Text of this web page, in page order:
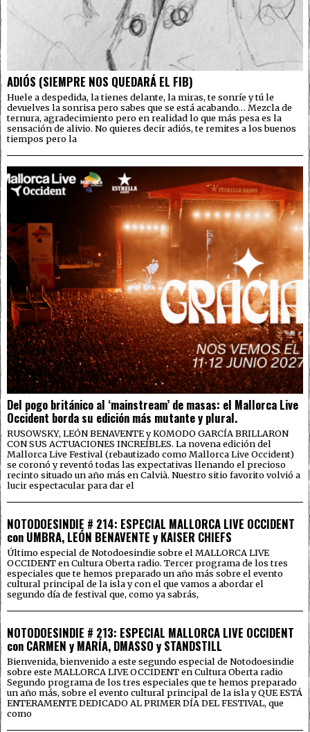
ADIÓS (SIEMPRE NOS QUEDARÁ EL FIB)
Huele a despedida, la tienes delante, la miras, te sonríe y tú le
devuelves la sonrisa pero sabes que se está acabando… Mezcla de
ternura, agradecimiento pero en realidad lo que más pesa es la
sensación de alivio. No quieres decir adiós, te remites a los buenos
tiempos pero la
Del pogo británico al ‘mainstream’ de masas: el Mallorca Live
Occident borda su edición más mutante y plural.
RUSOWSKY, LEÓN BENAVENTE y KOMODO GARCÍA BRILLARON
CON SUS ACTUACIONES INCREÍBLES. La novena edición del
Mallorca Live Festival (rebautizado como Mallorca Live Occident)
se coronó y reventó todas las expectativas llenando el precioso
recinto situado un año más en Calvià. Nuestro sitio favorito volvió a
lucir espectacular para dar el
NOTODOESINDIE # 214: ESPECIAL MALLORCA LIVE OCCIDENT
con UMBRA, LEÓN BENAVENTE y KAISER CHIEFS
Último especial de Notodoesindie sobre el MALLORCA LIVE
OCCIDENT en Cultura Oberta radio. Tercer programa de los tres
especiales que te hemos preparado un año más sobre el evento
cultural principal de la isla y con el que vamos a abordar el
segundo día de festival que, como ya sabrás,
NOTODOESINDIE # 213: ESPECIAL MALLORCA LIVE OCCIDENT
con CARMEN y MARÍA, DMASSO y STANDSTILL
Bienvenida, bienvenido a este segundo especial de Notodoesindie
sobre este MALLORCA LIVE OCCIDENT en Cultura Oberta radio
Segundo programa de los tres especiales que te hemos preparado
un año más, sobre el evento cultural principal de la isla y QUE ESTÁ
ENTERAMENTE DEDICADO AL PRIMER DÍA DEL FESTIVAL, que
como